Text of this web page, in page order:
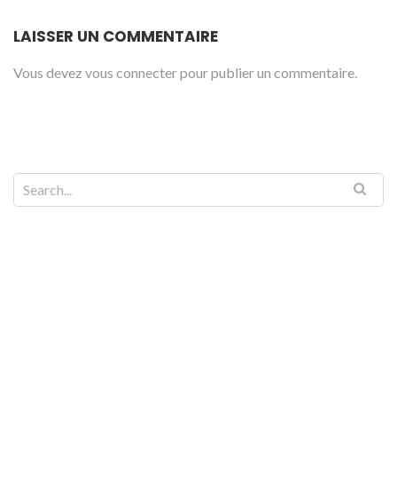
LAISSER UN COMMENTAIRE
Vous devez vous connecterpour publier un commentaire.